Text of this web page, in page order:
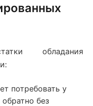
обладания
потребовать у
без